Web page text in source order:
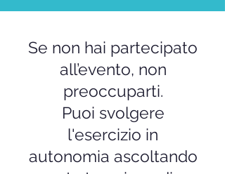
Se non hai partecipato
all’evento, non
preoccuparti.
Puoi svolgere
l'esercizio in
autonomia ascoltando